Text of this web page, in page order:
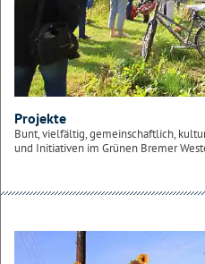
Projekte
Bunt, vielfältig, gemeinschaftlich,
und Initiativen im Grünen Bremer